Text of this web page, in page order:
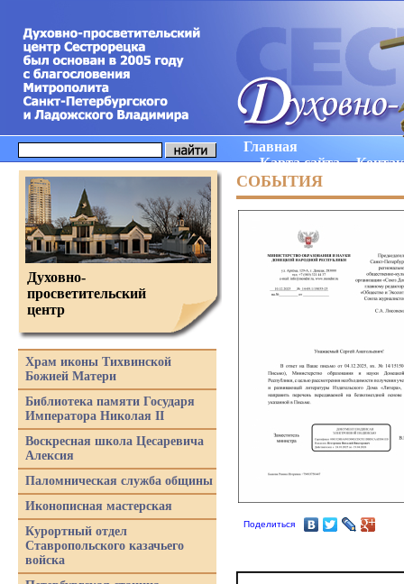
Главная
Карта сайта
СОБЫТИЯ
Поделиться
Духовно-
просветительский
центр
Храм иконы Тихвинской
Божией Матери
Библиотека памяти Государя
Императора Николая II
Воскресная школа Цесаревича
Алексия
Паломническая служба общины
Иконописная мастерская
Курортный отдел
Ставропольского казачьего
войска